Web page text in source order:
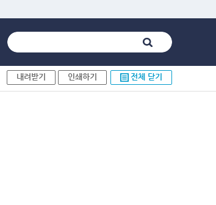
내려받기 인쇄하기 전체 닫기